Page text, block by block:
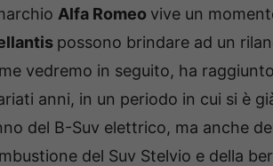
Alfa Romeo vive un
possono brindare ad un
vedremo in seguito, ha
anni, in un periodo in cui si è
del B-Suv elettrico, ma anche
del Suv Stelvio e della